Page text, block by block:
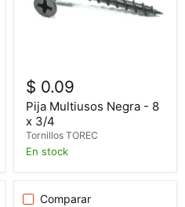
$ 0.09
Pija Multiusos Negra - 8
x 3/4
Tornillos TOREC
En stock
Comparar